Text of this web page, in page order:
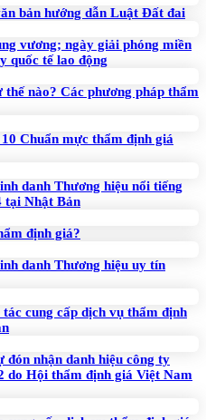
bản hướng dẫn Luật Đất đai
vương; ngày giải phóng miền
quốc tế lao động
nào? Các phương pháp thẩm
Chuẩn mực thẩm định giá
danh Thương hiệu nổi tiếng
tại Nhật Bản
định giá?
danh Thương hiệu uy tín
cung cấp dịch vụ thẩm định
nhận danh hiệu công ty
do Hội thẩm định giá Việt Nam